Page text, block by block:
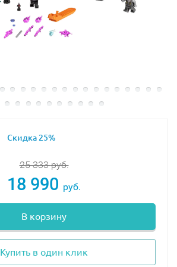
25 333руб.
18 990 руб.
В корзину
Купить в один клик
Скидка 25%